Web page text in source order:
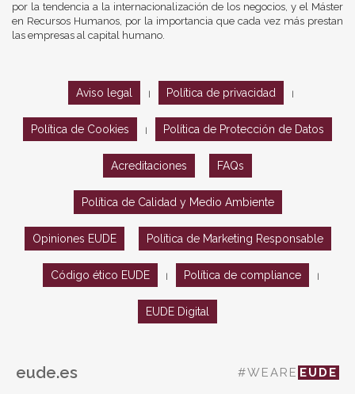
por la tendencia a la internacionalización de los negocios, y el Máster
en Recursos Humanos, por la importancia que cada vez más prestan
las empresas al capital humano.
Aviso legal Política de privacidad
Política de Cookies Política de Protección de Datos
Acreditaciones FAQs
Política de Calidad y Medio Ambiente
Opiniones EUDE Política de Marketing Responsable
Código ético EUDE Política de compliance
EUDE Digital
eude.es #WEARE EUDE